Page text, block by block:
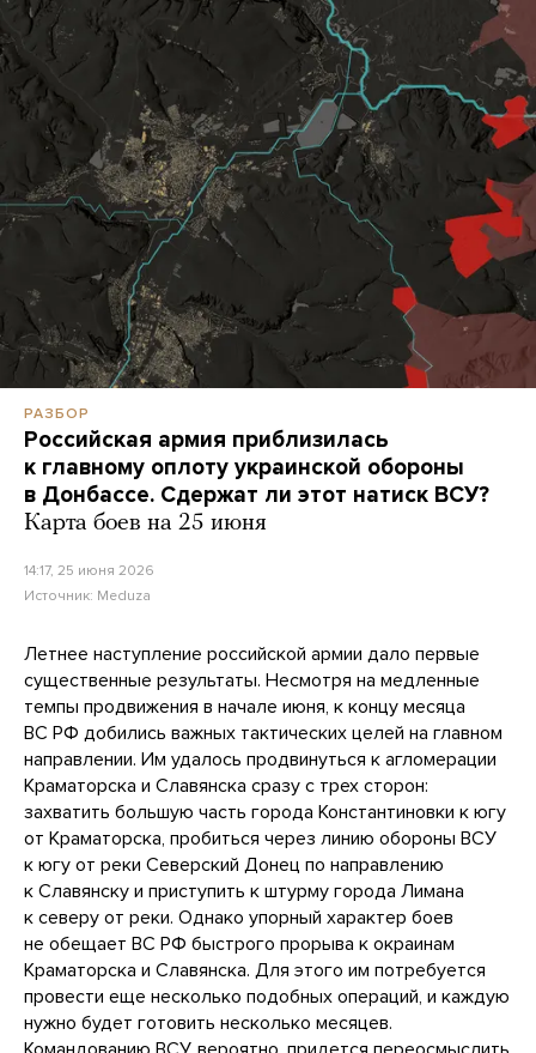
РАЗБОР
Российская армия приблизилась
к главному оплоту украинской обороны
в Донбассе. Сдержат ли этот натиск ВСУ?
Карта боев на 25 июня
14:17, 25 июня 2026
Источник: Meduza
Летнее наступление российской армии дало первые
существенные результаты. Несмотря на медленные
темпы продвижения в начале июня, к концу месяца
ВС РФ добились важных тактических целей на главном
направлении. Им удалось продвинуться к агломерации
Краматорска и Славянска сразу с трех сторон:
захватить большую часть города Константиновки к югу
от Краматорска, пробиться через линию обороны ВСУ
к югу от реки Северский Донец по направлению
к Славянску и приступить к штурму города Лимана
к северу от реки. Однако упорный характер боев
не обещает ВС РФ быстрого прорыва к окраинам
Краматорска и Славянска. Для этого им потребуется
провести еще несколько подобных операций, и каждую
нужно будет готовить несколько месяцев.